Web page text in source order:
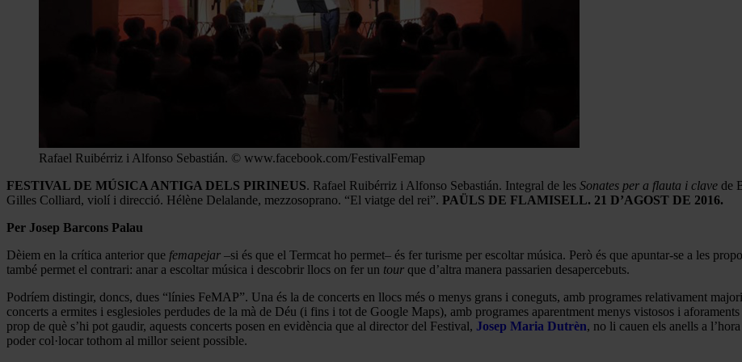
Rafael Ruibérriz i Alfonso Sebastián. © www.facebook.com/FestivalFemap
FESTIVAL DE MÚSICA ANTIGA DELS PIRINEUS. Rafael Ruibérriz i Alfonso Sebastián. Integral de les Sonates per a flauta i clave de
Gilles Colliard, violí i direcció. Hélène Delalande, mezzosoprano. “El viatge del rei”. PAÜLS DE FLAMISELL. 21 D’AGOST DE 2016.
Per Josep Barcons Palau
Dèiem en la crítica anterior que femapejar –si és que el Termcat ho permet– és fer turisme per escoltar música. Però és que apuntar-se a les
també permet el contrari: anar a escoltar música i descobrir llocs on fer un tour que d’altra manera passarien desapercebuts.
Podríem distingir, doncs, dues “línies FeMAP”. Una és la de concerts en llocs més o menys grans i coneguts, amb programes relativament
concerts a ermites i esglesioles perdudes de la mà de Déu (i fins i tot de Google Maps), amb programes aparentment menys vistosos i
prop de què s’hi pot gaudir, aquests concerts posen en evidència que al director del Festival, Josep Maria Dutrèn, no li cauen els anells a
poder col·locar tothom al millor seient possible.